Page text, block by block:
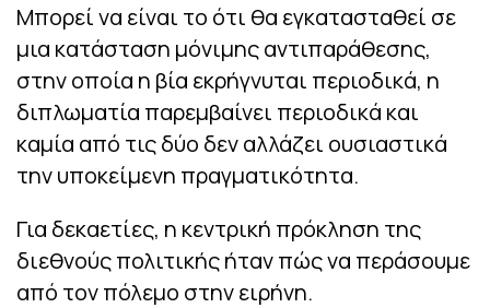
Μπορεί να είναι το ότι θα εγκατασταθεί σε
μια κατάσταση μόνιμης αντιπαράθεσης,
στην οποία η βία εκρήγνυται περιοδικά, η
διπλωματία παρεμβαίνει περιοδικά και
καμία από τις δύο δεν αλλάζει ουσιαστικά
την υποκείμενη πραγματικότητα.
Για δεκαετίες, η κεντρική πρόκληση της
διεθνούς πολιτικής ήταν πώς να περάσουμε
από τον πόλεμο στην ειρήνη.